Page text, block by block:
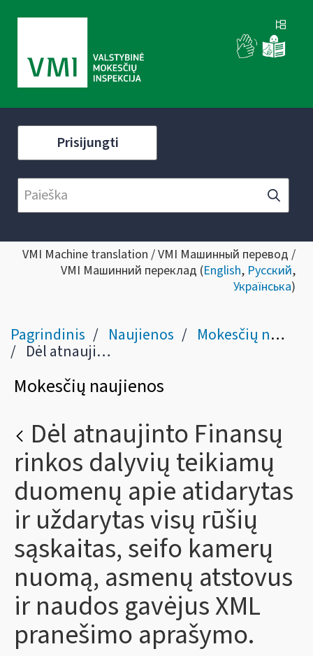
Prisijungti
VMI Machine translation / VMI Машинный перевод /
VMI Машинний переклад (English, Русский,
Українська)
Pagrindinis Naujienos Mokesčių naujienos
Dėl atnaujinto Finansų rinkos dalyvių teikiamų duomenų apie atidarytas ir uždarytas visų rūšių sąskaitas, seifo kamerų nuomą, asmenų atstovus ir naudos gavėjus XML pranešimo aprašymo.
Mokesčių naujienos
Dėl atnaujinto Finansų
rinkos dalyvių teikiamų
duomenų apie atidarytas
ir uždarytas visų rūšių
sąskaitas, seifo kamerų
nuomą, asmenų atstovus
ir naudos gavėjus XML
pranešimo aprašymo.